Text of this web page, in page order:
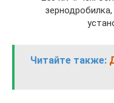
Читайте также: